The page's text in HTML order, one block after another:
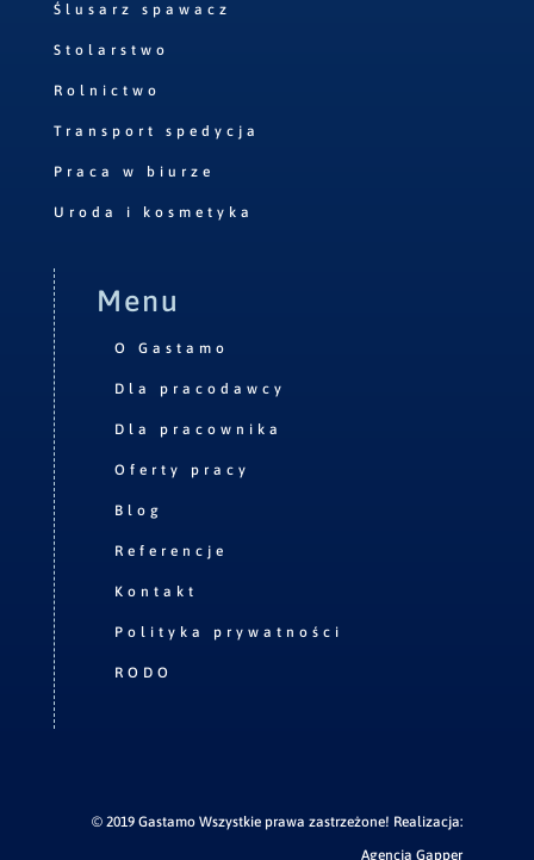
Ślusarz spawacz
Stolarstwo
Rolnictwo
Transport spedycja
Praca w biurze
Uroda i kosmetyka
Menu
O Gastamo
Dla pracodawcy
Dla pracownika
Oferty pracy
Blog
Referencje
Kontakt
Polityka prywatności
RODO
© 2019 Gastamo Wszystkie prawa zastrzeżone! Realizacja:
Agencja Gapper